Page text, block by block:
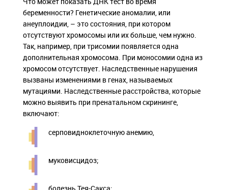
беременности? Генетические аномалии, или
анеуплоидии, – это состояния, при котором
отсутствуют хромосомы или их больше, чем нужно.
Так, например, при трисомии появляется одна
дополнительная хромосома. При моносомии одна из
хромосом отсутствует. Наследственные нарушения
вызваны изменениями в генах, называемых
мутациями. Наследственные расстройства, которые
можно выявить при пренатальном скрининге,
включают:
серповидноклеточную анемию,
муковисцидоз;